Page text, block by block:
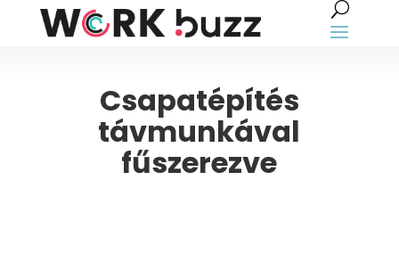
Csapatépítés
távmunkával
fűszerezve